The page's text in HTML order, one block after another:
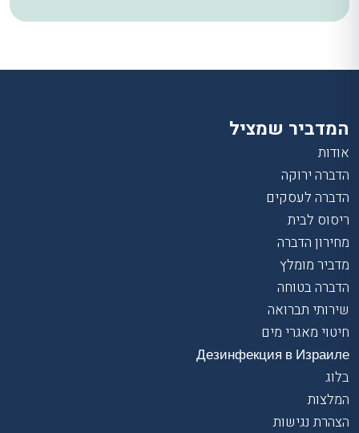
המדביר שמציל
אודות
הדברה ירוקה
הדברה לעסקים
ריסוס לבית
מחירון הדברה
מדביר מומלץ
הדברה בטוחה
שירותי תברואה
חיטוי מאגרי מים
Дезинфекция в Израиле
בלוג
המלצות
הצהרת נגישות